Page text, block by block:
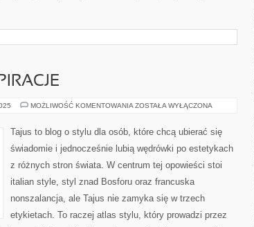
MOŻLIWOŚĆ KOMENTOWANIA LOOKBOOKI
ZOSTAŁA WYŁĄCZONA
Tajus to blog o stylu dla osób, które chcą ubierać się
świadomie i jednocześnie lubią wędrówki po estetykach
z różnych stron świata. W centrum tej opowieści stoi
italian style, styl znad Bosforu oraz francuska
nonszalancja, ale Tajus nie zamyka się w trzech
etykietach. To raczej atlas stylu, który prowadzi przez